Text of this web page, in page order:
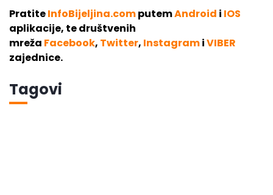
PratiteInfoBijeljina.computemAndroid i IOS
aplikacije, te društvenih
mreža Facebook, Twitter, InstagramiVIBER
zajednice.
Tagovi